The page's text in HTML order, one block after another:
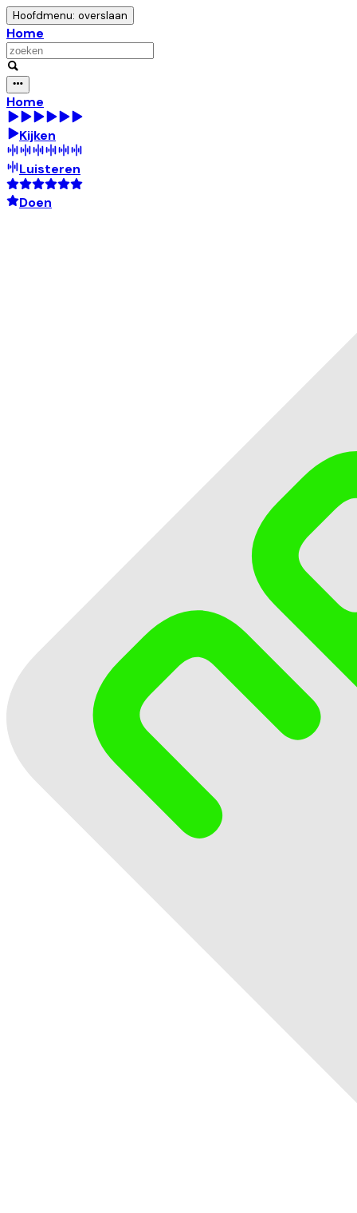
Hoofdmenu: overslaan
Home
Home
Kijken
Luisteren
Doen